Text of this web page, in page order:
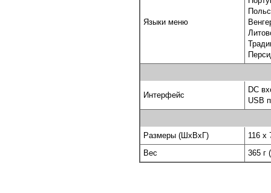
Языки меню
Интерфейс
DC
USB
Размеры (ШхВхГ)
116 x
Вес
365 г